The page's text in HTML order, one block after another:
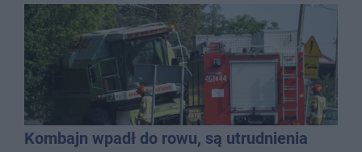
Kombajn wpadł do rowu, są utrudnienia